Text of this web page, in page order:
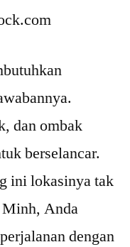
dan ombak
berselancar.
ini lokasinya tak
Minh, Anda
dengan